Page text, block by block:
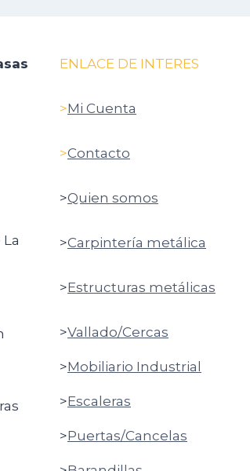
ENLACE DE INTERES
>Mi Cuenta
>Contacto
>Quien somos
>Carpintería metálica
>Estructuras metálicas
>Vallado/Cercas
>Mobiliario Industrial
>Escaleras
>Puertas/Cancelas